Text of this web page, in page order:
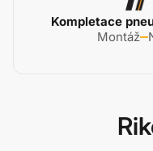
Kompletace
Montáž